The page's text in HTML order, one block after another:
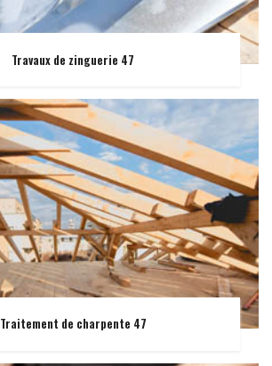
Travaux de zinguerie 47
Traitement de charpente 47